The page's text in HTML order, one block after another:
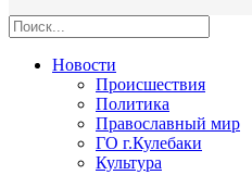
Новости
Происшествия
Политика
Православный мир
ГО г.Кулебаки
Культура